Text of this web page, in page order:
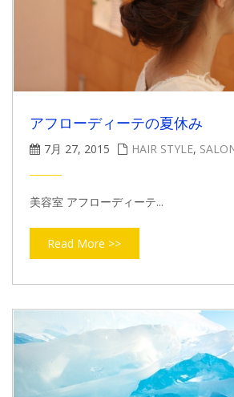
アフローディーテの夏休み
7月 27, 2015 HAIR STYLE,
美容室 アフローディーテ...
Read More >>